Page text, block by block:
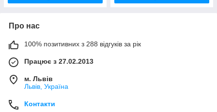
Про нас
100% позитивних з 288 відгуків за рік
Працює з 27.02.2013
м. Львів
Львів, Україна
Контакти